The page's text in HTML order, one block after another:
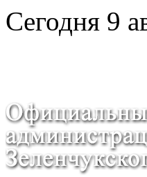
Сегодня 9